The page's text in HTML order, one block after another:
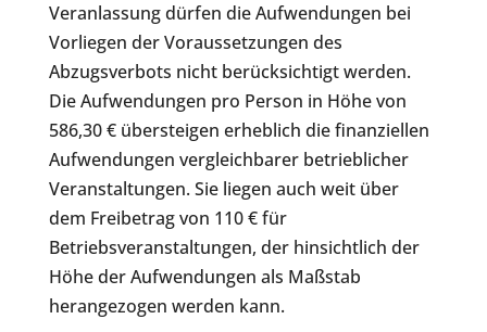
Veranlassung dürfen die Aufwendungen bei
Vorliegen der Voraussetzungen des
Abzugsverbots nicht berücksichtigt werden.
Die Aufwendungen pro Person in Höhe von
586,30 € übersteigen erheblich die finanziellen
Aufwendungen vergleichbarer betrieblicher
Veranstaltungen. Sie liegen auch weit über
dem Freibetrag von 110 € für
Betriebsveranstaltungen, der hinsichtlich der
Höhe der Aufwendungen als Maßstab
herangezogen werden kann.